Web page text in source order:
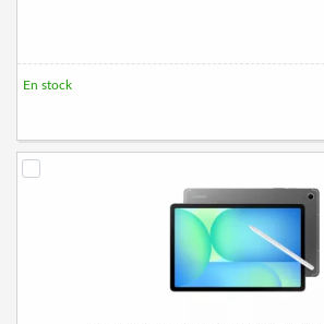
En stock